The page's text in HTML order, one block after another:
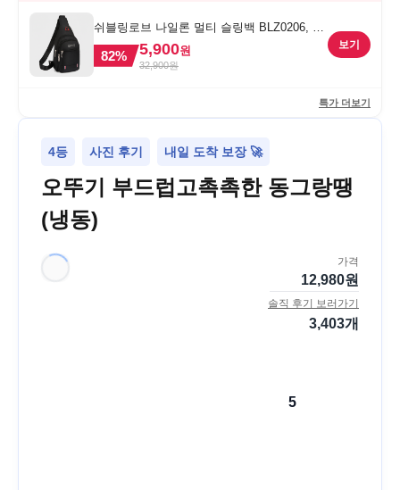
쉬블링로브 나일론 멀티 슬링백 BLZ0206, 블
랙, FREE
82% 5,900원
32,900원
보기
특가 더보기
4등 사진 후기 내일 도착 보장 🚀
오뚜기 부드럽고촉촉한 동그랑땡
(냉동)
가격
12,980원
솔직 후기 보러가기
3,403개
5